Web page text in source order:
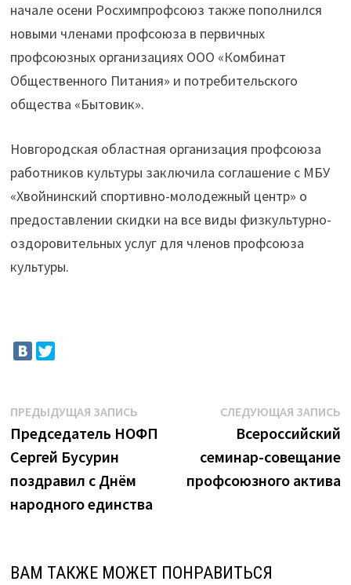
начале осени Росхимпрофсоюз также пополнился
новыми членами профсоюза в первичных
профсоюзных организациях ООО «Комбинат
Общественного Питания» и потребительского
общества «Бытовик».
Новгородская областная организация профсоюза
работников культуры заключила соглашение с МБУ
«Хвойнинский спортивно-молодежный центр» о
предоставлении скидки на все виды физкультурно-
оздоровительных услуг для членов профсоюза
культуры.
Навигация
по
записям
ПРЕДЫДУЩАЯ ЗАПИСЬ
запись:
Председатель НОФП
Сергей Бусурин
поздравил с Днём
народного единства
СЛЕДУЮЩАЯ ЗАПИСЬ
Всероссийский
семинар-совещание
профсоюзного актива
ВАМ ТАКЖЕ МОЖЕТ ПОНРАВИТЬСЯ